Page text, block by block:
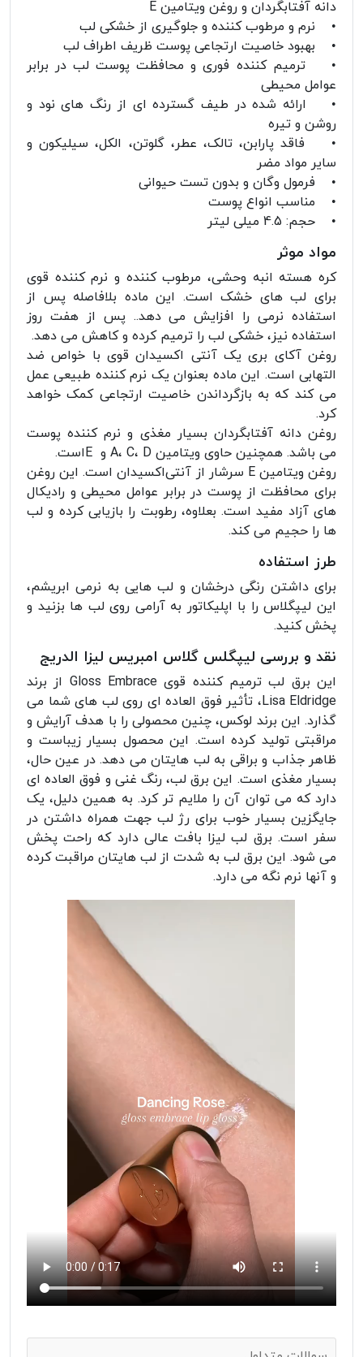
دانه آفتابگردان و روغن ویتامین E
• نرم و مرطوب کننده و جلوگیری از خشکی لب
• بهبود خاصیت ارتجاعی پوست ظریف اطراف لب
• ترمیم کننده فوری و محافظت پوست لب در برابر
عوامل محیطی
• ارائه شده در طیف گسترده ای از رنگ های نود و
روشن و تیره
• فاقد پارابن، تالک، عطر، گلوتن، الکل، سیلیکون و
سایر مواد مضر
• فرمول وگان و بدون تست حیوانی
• مناسب انواع پوست
• حجم: 4.5 میلی لیتر
مواد موثر
کره هسته انبه وحشی، مرطوب کننده و نرم کننده قوی
برای لب های خشک است. این ماده بلافاصله پس از
استفاده نرمی را افزایش می دهد.. پس از هفت روز
استفاده نیز، خشکی لب را ترمیم کرده و کاهش می دهد.
روغن آکای بری یک آنتی اکسیدان قوی با خواص ضد
التهابی است. این ماده بعنوان یک نرم کننده طبیعی عمل
می کند که به بازگرداندن خاصیت ارتجاعی کمک خواهد
کرد.
روغن دانه آفتابگردان بسیار مغذی و نرم کننده پوست
می باشد. همچنین حاوی ویتامین A، C، D و Eاست.
روغن ویتامین E سرشار از آنتی‌اکسیدان است. این روغن
برای محافظت از پوست در برابر عوامل محیطی و رادیکال
های آزاد مفید است. بعلاوه، رطوبت را بازیابی کرده و لب
ها را حجیم می کند.
طرز استفاده
برای داشتن رنگی درخشان و لب هایی به نرمی ابریشم،
این لیپگلاس را با اپلیکاتور به آرامی روی لب ها بزنید و
پخش کنید.
نقد و بررسی لیپگلس گلاس امبریس لیزا الدریج
این برق لب ترمیم کننده قوی Gloss Embrace از برند
Lisa Eldridge، تأثیر فوق العاده ای روی لب های شما می
گذارد. این برند لوکس، چنین محصولی را با هدف آرایش و
مراقبتی تولید کرده است. این محصول بسیار زیباست و
ظاهر جذاب و براقی به لب هایتان می دهد. در عین حال،
بسیار مغذی است. این برق لب، رنگ غنی و فوق العاده ای
دارد که می توان آن را ملایم تر کرد. به همین دلیل، یک
جایگزین بسیار خوب برای رژ لب جهت همراه داشتن در
سفر است. برق لب لیزا بافت عالی دارد که راحت پخش
می شود. این برق لب به شدت از لب هایتان مراقبت کرده
و آنها نرم نگه می دارد.